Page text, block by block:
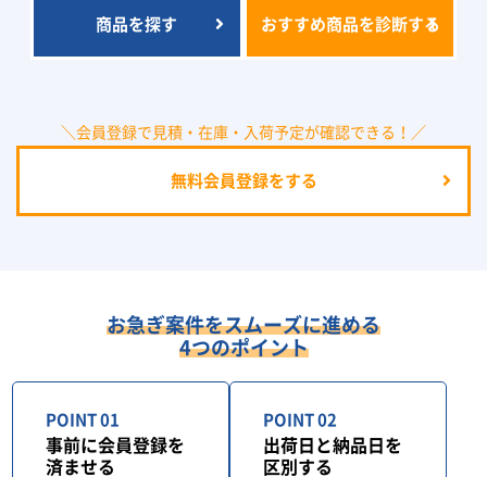
商品を探す おすすめ商品を診断する
＼会員登録で見積・在庫・入荷予定が確認できる！／
無料会員登録をする
お急ぎ案件をスムーズに進める
4つのポイント
POINT 01
事前に会員登録を
済ませる
POINT 02
出荷日と納品日を
区別する